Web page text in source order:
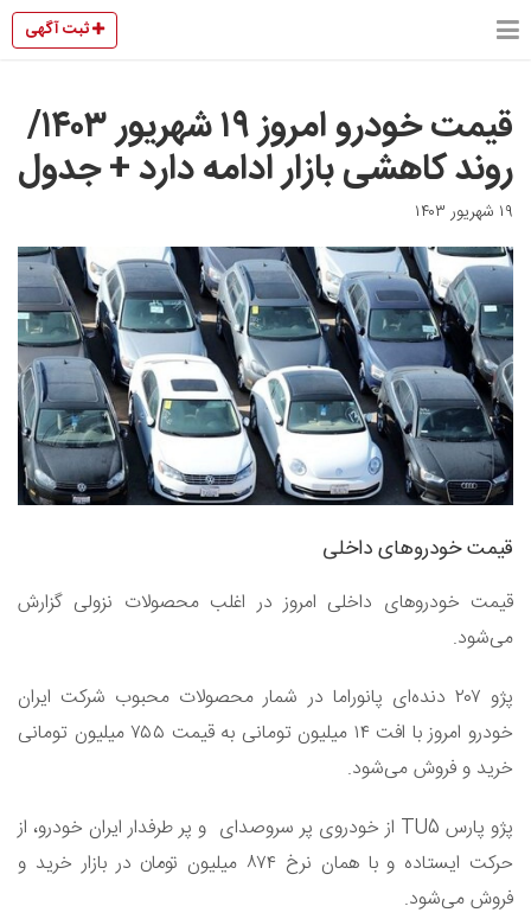
ثبت آگهی
قیمت خودرو امروز ۱۹ شهریور ۱۴۰۳/
روند کاهشی بازار ادامه دارد + جدول
۱۹ شهریور ۱۴۰۳
قیمت خودرو‌های داخلی
قیمت خودرو‌های داخلی امروز در اغلب محصولات نزولی گزارش
می‌شود.
پژو ۲۰۷ دنده‌ای پانوراما در شمار محصولات محبوب شرکت ایران
خودرو امروز با افت ۱۴ میلیون تومانی به قیمت ۷۵۵ میلیون تومانی
خرید و فروش می‌شود.
پژو پارس TU5 از خودروی پر سر‌و‌صدای و پر طرفدار ایران خودرو، از
حرکت ایستاده و با همان نرخ ۸۷۴ میلیون تومان در بازار خرید و
فروش می‌شود.